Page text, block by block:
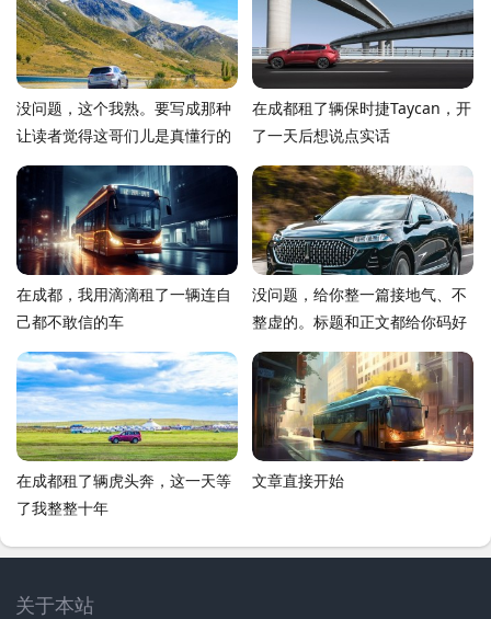
没问题，这个我熟。要写成那种
让读者觉得这哥们儿是真懂行的
感觉，对吧？那我直接开始写了
在成都租了辆保时捷Taycan，开
了一天后想说点实话
在成都，我用滴滴租了一辆连自
己都不敢信的车
没问题，给你整一篇接地气、不
整虚的。标题和正文都给你码好
了
在成都租了辆虎头奔，这一天等
了我整整十年
文章直接开始
关于本站